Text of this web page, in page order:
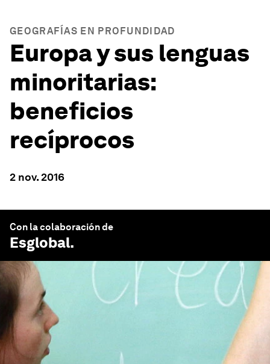
GEOGRAFÍAS EN PROFUNDIDAD
Europa y sus lenguas
minoritarias:
beneficios
recíprocos
2 nov. 2016
Con la colaboración de
Esglobal.